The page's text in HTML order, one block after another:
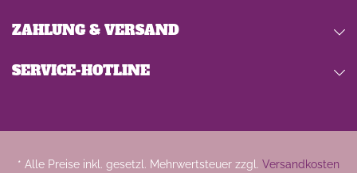
SERVICE-HOTLINE
ZAHLUNG & VERSAND
* Alle Preise inkl. gesetzl. Mehrwertsteuer zzgl. Versandkosten